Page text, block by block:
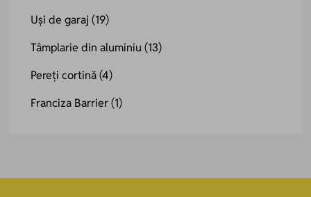
Uși de garaj(19)
Tâmplarie din aluminiu(13)
Pereți cortină(4)
Franciza Barrier(1)